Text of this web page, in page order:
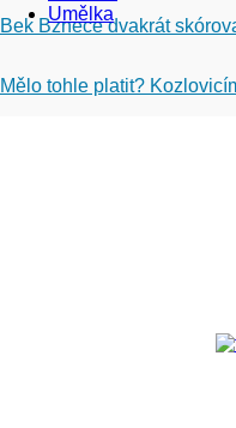
Bek Bznece dvakrát
Mělo tohle platit?
Umělka